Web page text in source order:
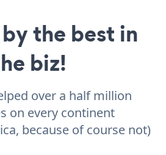
the best in
biz!
over a half million
on every continent
because of course not)